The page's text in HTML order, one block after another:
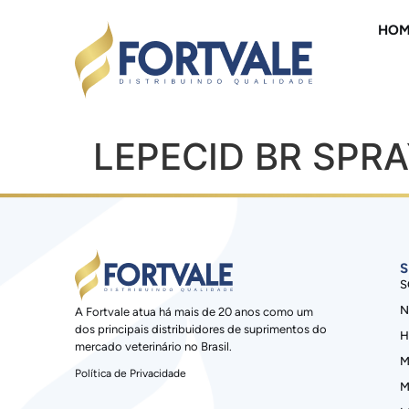
LEPECID BR
A Fortvale atua há mais de 20 anos como um
dos principais distribuidores de suprimentos do
mercado veterinário no Brasil.
Política de Privacidade